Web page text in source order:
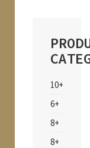
10+
6+
8+
8+